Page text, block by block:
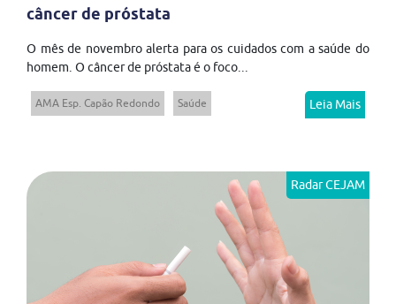
câncer de próstata
O mês de novembro alerta para os cuidados com a saúde do
homem. O câncer de próstata é o foco...
AMA Esp. Capão Redondo Saúde Leia Mais
Radar CEJAM